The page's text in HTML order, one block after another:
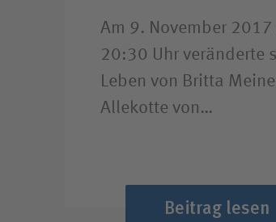
Am 9. November 2017
20:30 Uhr veränderte
Leben von Britta
Allekotte von…
Beitrag lesen